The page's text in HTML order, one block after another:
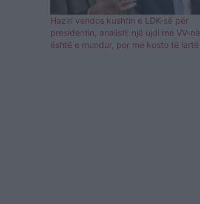
Haziri vendos kushtin e LDK-së për
presidentin, analisti: një ujdi me VV-në
është e mundur, por me kosto të lartë